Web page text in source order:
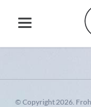
© Copyright 2026.